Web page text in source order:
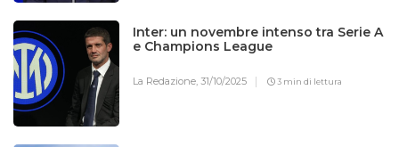
Inter: un novembre intenso tra Serie A
e Champions League
La Redazione,31/10/2025 3 min di lettura